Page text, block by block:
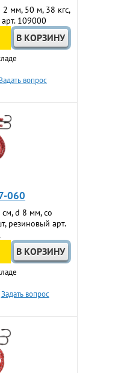
мм, 50 м, 38 кгс,
109000
вопрос
060
d 8 мм, со
резиновый арт.
Задать вопрос